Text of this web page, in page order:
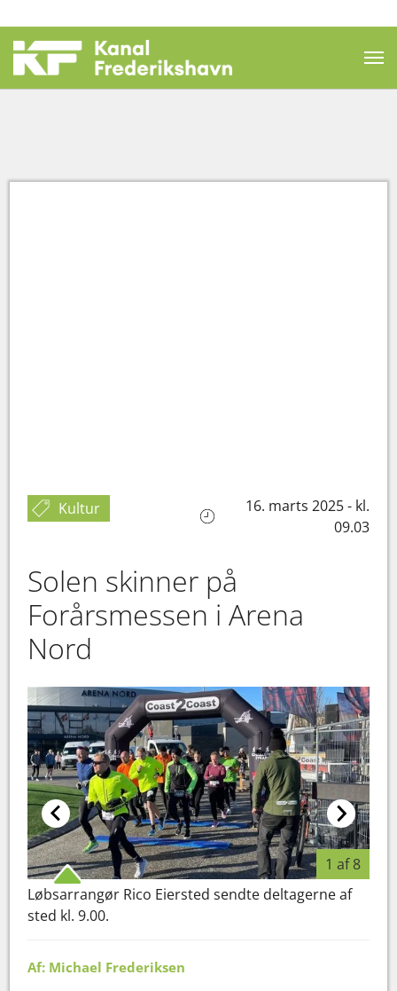
Kultur
16. marts 2025 - kl.
09.03
Solen skinner på
Forårsmessen i Arena
Nord
1 af 8
Løbsarrangør Rico Eiersted sendte deltagerne af
sted kl. 9.00.
Af: Michael Frederiksen